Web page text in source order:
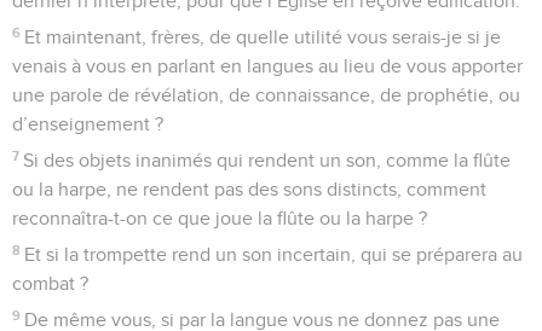
6 Et maintenant, frères, de quelle utilité vous serais-je si je
venais à vous en parlant en langues au lieu de vous apporter
une parole de révélation, de connaissance, de prophétie, ou
d’enseignement ?
7 Si des objets inanimés qui rendent un son, comme la flûte
ou la harpe, ne rendent pas des sons distincts, comment
reconnaîtra-t-on ce que joue la flûte ou la harpe ?
8 Et si la trompette rend un son incertain, qui se préparera au
combat ?
9 De même vous, si par la langue vous ne donnez pas une